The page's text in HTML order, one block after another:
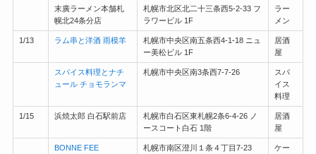
末廣ラーメン本舗札
幌北24条分店
札幌市北区北二十三条西5-2-33 フ
ラワービル 1F
ラー
メン
1/13 ラム串と洋酒 雨模羊
札幌市中央区南五条西4-1-18 ニュ
ー美松ビル 1F
居酒
屋
スパイス料理とナチ
ュール チョモランマ
札幌市中央区南3条西7-7-26
スパ
イス
料理
1/15 浜焼太郎 白石駅前店
札幌市白石区東札幌2条6-4-26 ノ
ースコート白石 1階
居酒
屋
BONNE FEE 札幌市南区澄川１条４丁目7-23
ケー